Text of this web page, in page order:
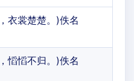
衣裳楚楚。)佚名
慆慆不归。)佚名